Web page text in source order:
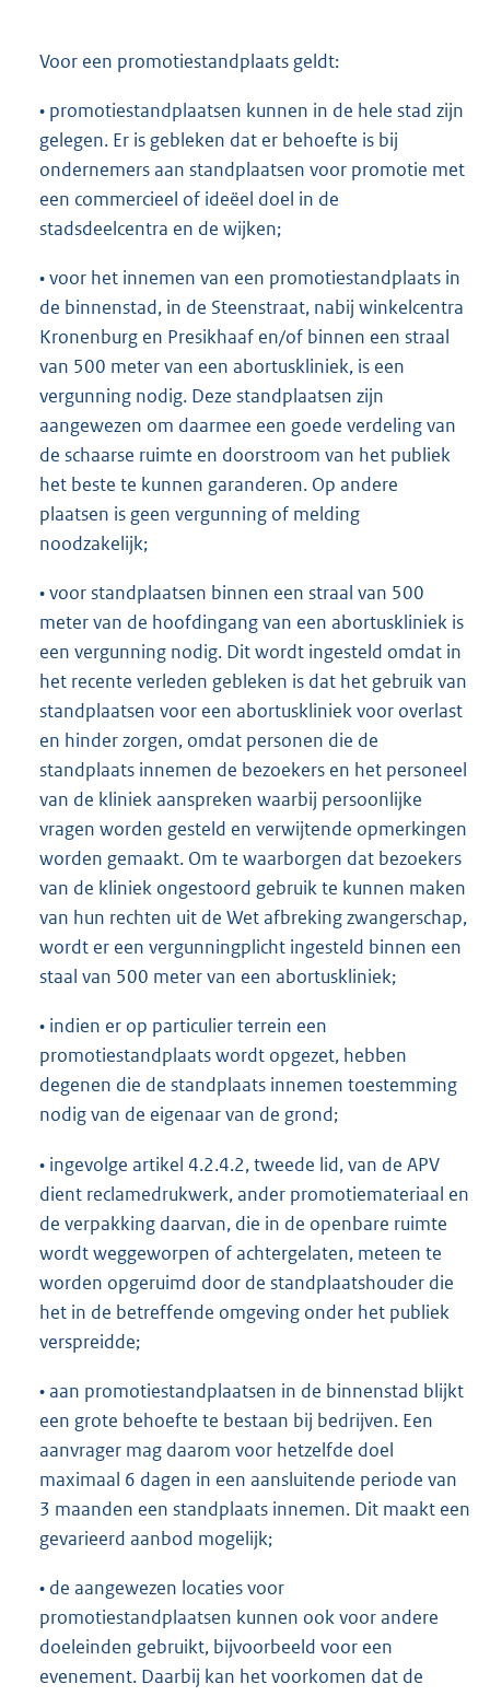
Voor een promotiestandplaats geldt:
• promotiestandplaatsen kunnen in de hele stad zijn
gelegen. Er is gebleken dat er behoefte is bij
ondernemers aan standplaatsen voor promotie met
een commercieel of ideëel doel in de
stadsdeelcentra en de wijken;
• voor het innemen van een promotiestandplaats in
de binnenstad, in de Steenstraat, nabij winkelcentra
Kronenburg en Presikhaaf en/of binnen een straal
van 500 meter van een abortuskliniek, is een
vergunning nodig. Deze standplaatsen zijn
aangewezen om daarmee een goede verdeling van
de schaarse ruimte en doorstroom van het publiek
het beste te kunnen garanderen. Op andere
plaatsen is geen vergunning of melding
noodzakelijk;
• voor standplaatsen binnen een straal van 500
meter van de hoofdingang van een abortuskliniek is
een vergunning nodig. Dit wordt ingesteld omdat in
het recente verleden gebleken is dat het gebruik van
standplaatsen voor een abortuskliniek voor overlast
en hinder zorgen, omdat personen die de
standplaats innemen de bezoekers en het personeel
van de kliniek aanspreken waarbij persoonlijke
vragen worden gesteld en verwijtende opmerkingen
worden gemaakt. Om te waarborgen dat bezoekers
van de kliniek ongestoord gebruik te kunnen maken
van hun rechten uit de Wet afbreking zwangerschap,
wordt er een vergunningplicht ingesteld binnen een
staal van 500 meter van een abortuskliniek;
• indien er op particulier terrein een
promotiestandplaats wordt opgezet, hebben
degenen die de standplaats innemen toestemming
nodig van de eigenaar van de grond;
• ingevolge artikel 4.2.4.2, tweede lid, van de APV
dient reclamedrukwerk, ander promotiemateriaal en
de verpakking daarvan, die in de openbare ruimte
wordt weggeworpen of achtergelaten, meteen te
worden opgeruimd door de standplaatshouder die
het in de betreffende omgeving onder het publiek
verspreidde;
• aan promotiestandplaatsen in de binnenstad blijkt
een grote behoefte te bestaan bij bedrijven. Een
aanvrager mag daarom voor hetzelfde doel
maximaal 6 dagen in een aansluitende periode van
3 maanden een standplaats innemen. Dit maakt een
gevarieerd aanbod mogelijk;
• de aangewezen locaties voor
promotiestandplaatsen kunnen ook voor andere
doeleinden gebruikt, bijvoorbeeld voor een
evenement. Daarbij kan het voorkomen dat de